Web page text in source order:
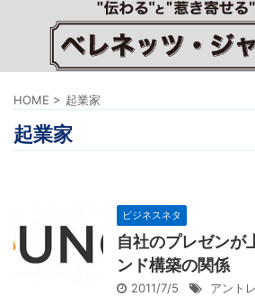
HOME > 起業家
起業家
ビジネスネタ
自社のプレゼンが
ンド構築の関係
2011/7/5 アント